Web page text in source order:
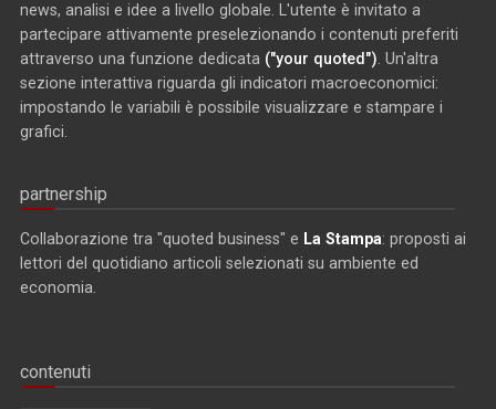
news, analisi e idee a livello globale. L'utente è invitato a
partecipare attivamente preselezionando i contenuti preferiti
attraverso una funzione dedicata ("your quoted") . Un'altra
sezione interattiva riguarda gli indicatori macroeconomici:
impostando le variabili è possibile visualizzare e stampare i
grafici.
partnership
Collaborazione tra "quoted business" e La Stampa: proposti ai
lettori del quotidiano articoli selezionati su ambiente ed
economia.
contenuti